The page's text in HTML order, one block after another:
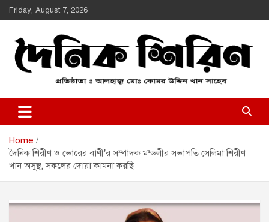
Skip
to
Friday, August 7, 2026
Daily Shirin
Home
দৈনিক শিরীণ ও ভোরের বাণী’র সম্পাদক মন্ডলীর সভাপতি সেলিমা শিরীণ
খান অসুস্থ, সকলের দোয়া কামনা করছি